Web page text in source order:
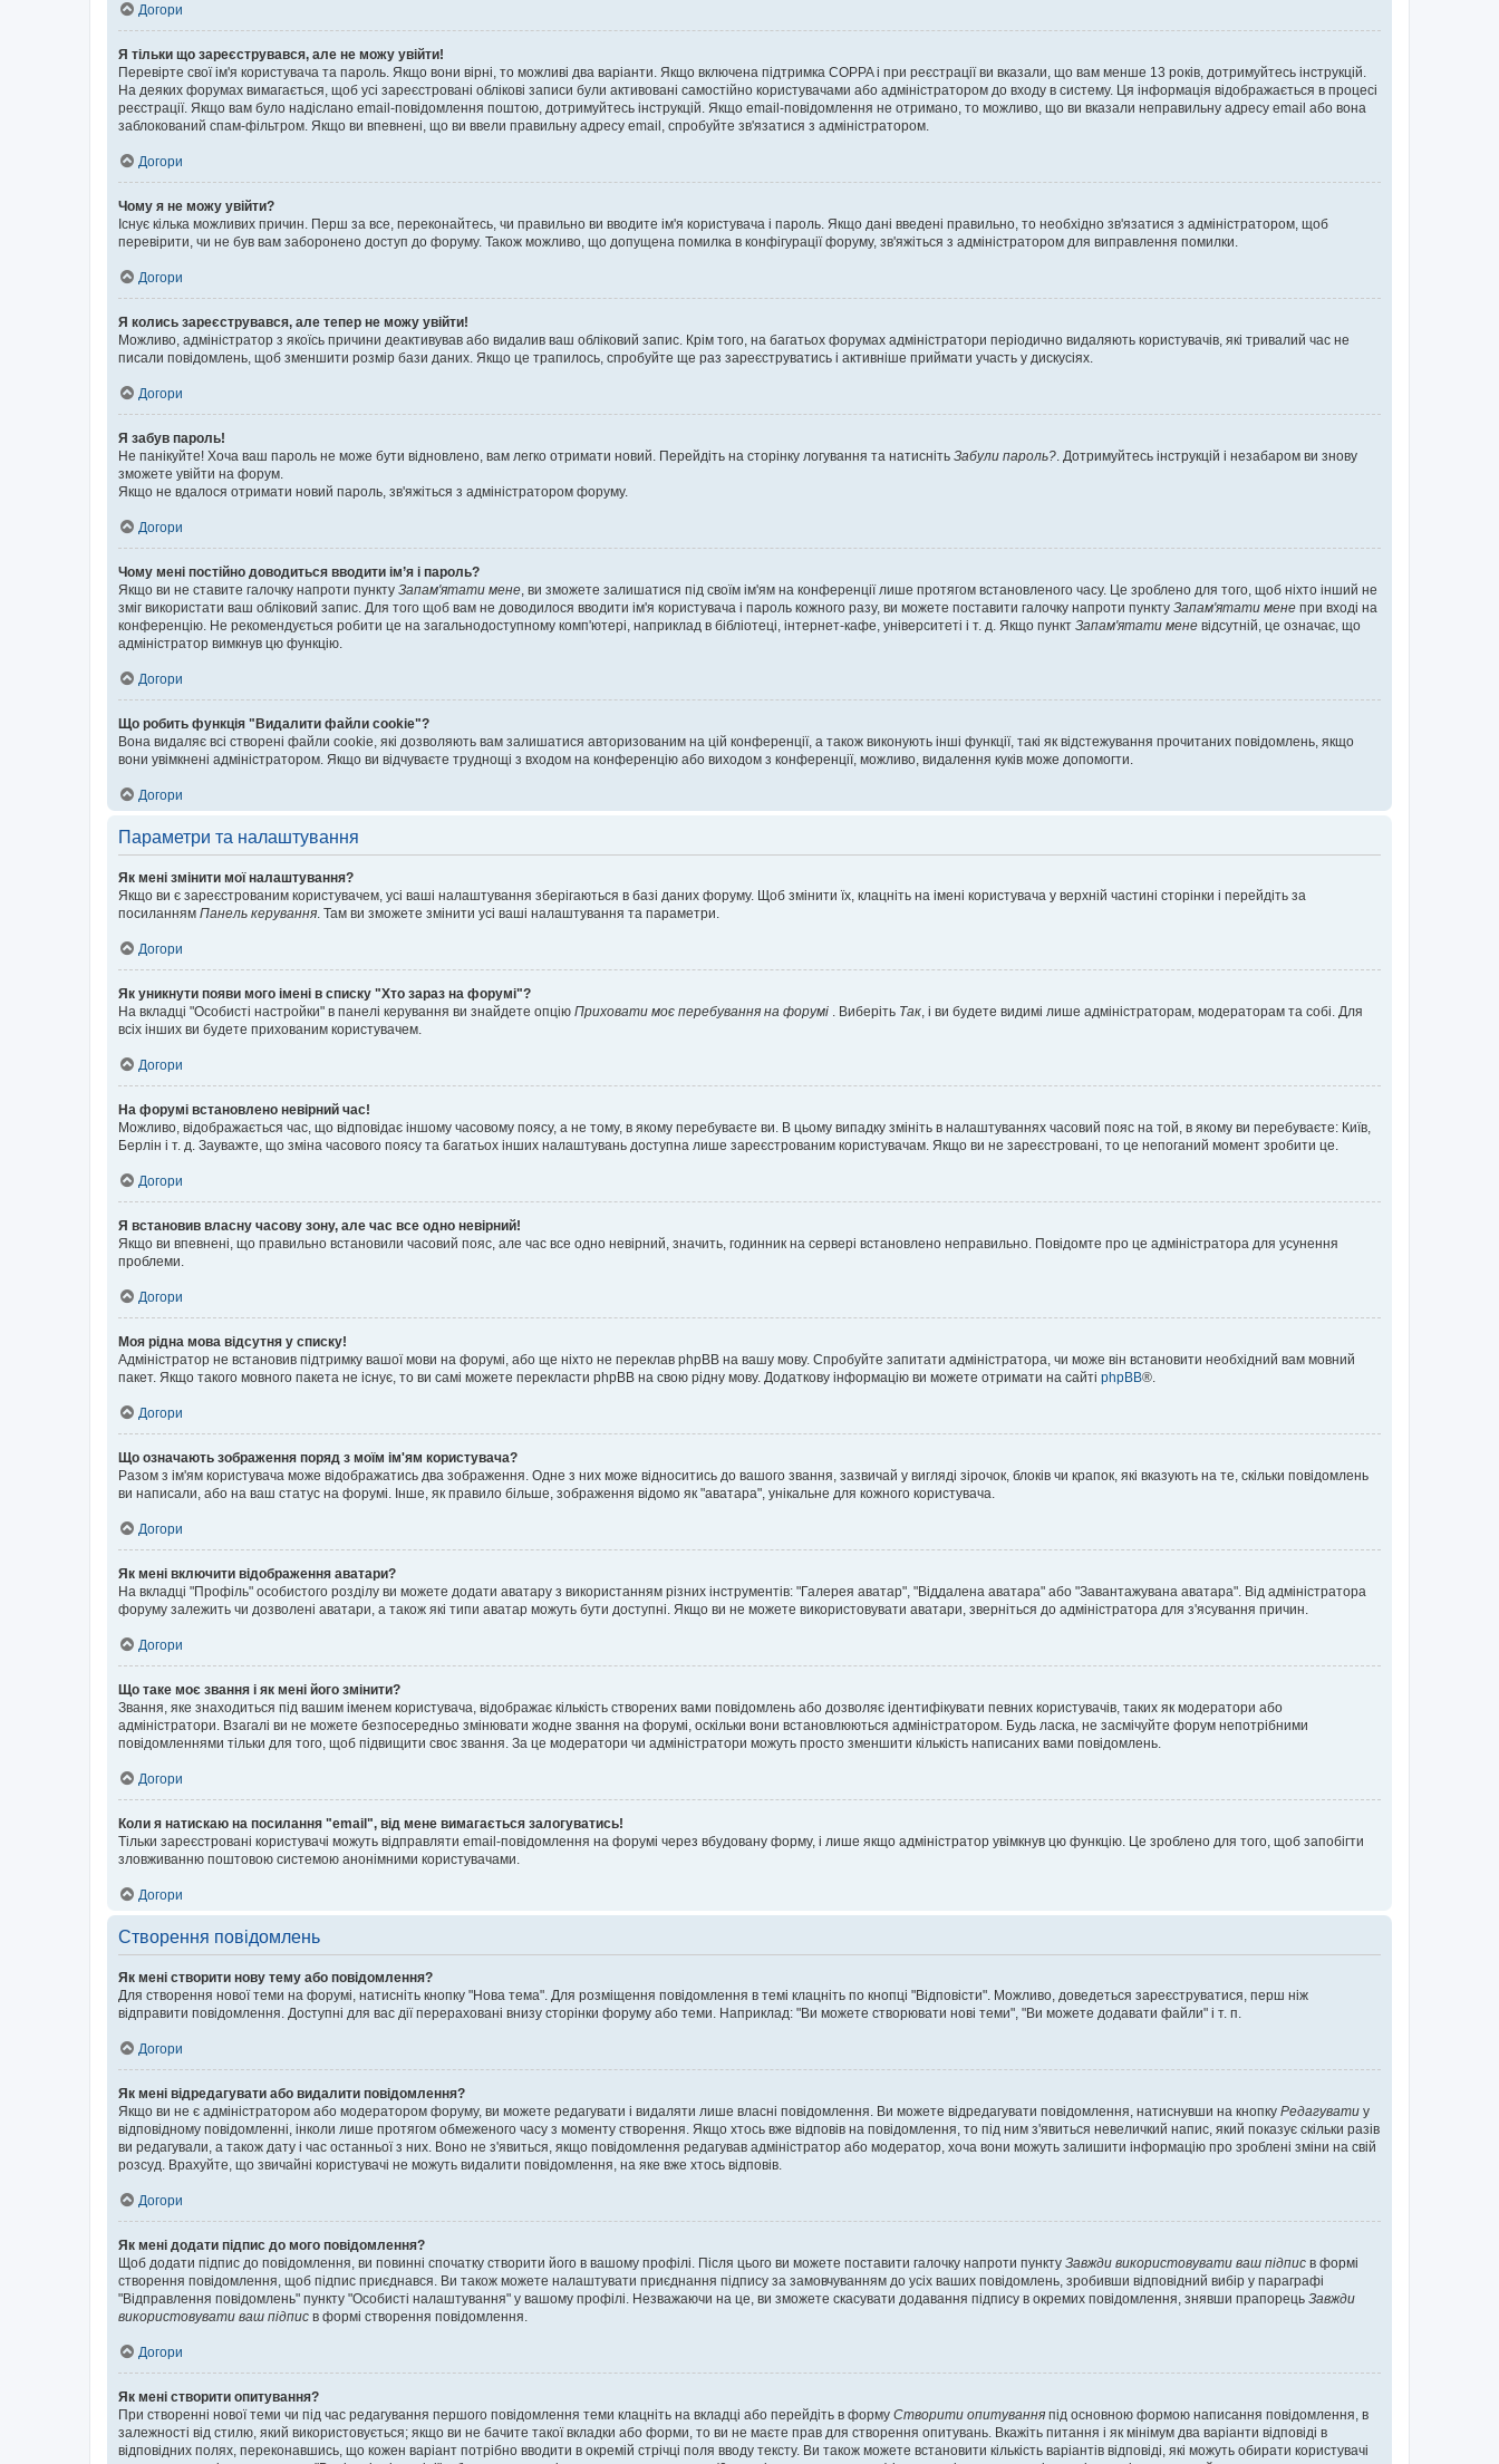
Догори
Я тільки що зареєструвався, але не можу увійти!
Перевірте свої ім'я користувача та пароль. Якщо вони вірні, то можливі два варіанти. Якщо включена підтримка COPPA і при реєстрації ви вказали, що вам менше 13 років, дотримуйтесь інструкцій.
На деяких форумах вимагається, щоб усі зареєстровані облікові записи були активовані самостійно користувачами або адміністратором до входу в систему. Ця інформація відображається в процесі
реєстрації. Якщо вам було надіслано email-повідомлення поштою, дотримуйтесь інструкцій. Якщо email-повідомлення не отримано, то можливо, що ви вказали неправильну адресу email або вона
заблокований спам-фільтром. Якщо ви впевнені, що ви ввели правильну адресу email, спробуйте зв'язатися з адміністратором.
Догори
Чому я не можу увійти?
Існує кілька можливих причин. Перш за все, переконайтесь, чи правильно ви вводите ім'я користувача і пароль. Якщо дані введені правильно, то необхідно зв'язатися з адміністратором, щоб
перевірити, чи не був вам заборонено доступ до форуму. Також можливо, що допущена помилка в конфігурації форуму, зв'яжіться з адміністратором для виправлення помилки.
Догори
Я колись зареєструвався, але тепер не можу увійти!
Можливо, адміністратор з якоїсь причини деактивував або видалив ваш обліковий запис. Крім того, на багатьох форумах адміністратори періодично видаляють користувачів, які тривалий час не
писали повідомлень, щоб зменшити розмір бази даних. Якщо це трапилось, спробуйте ще раз зареєструватись і активніше приймати участь у дискусіях.
Догори
Я забув пароль!
Не панікуйте! Хоча ваш пароль не може бути відновлено, вам легко отримати новий. Перейдіть на сторінку логування та натисніть Забули пароль? . Дотримуйтесь інструкцій і незабаром ви знову
зможете увійти на форум.
Якщо не вдалося отримати новий пароль, зв'яжіться з адміністратором форуму.
Догори
Чому мені постійно доводиться вводити ім’я і пароль?
Якщо ви не ставите галочку напроти пункту Запам'ятати мене , ви зможете залишатися під своїм ім'ям на конференції лише протягом встановленого часу. Це зроблено для того, щоб ніхто інший не
зміг використати ваш обліковий запис. Для того щоб вам не доводилося вводити ім'я користувача і пароль кожного разу, ви можете поставити галочку напроти пункту Запам'ятати мене при вході на
конференцію. Не рекомендується робити це на загальнодоступному комп'ютері, наприклад в бібліотеці, інтернет-кафе, університеті і т. д. Якщо пункт Запам'ятати мене відсутній, це означає, що
адміністратор вимкнув цю функцію.
Догори
Що робить функція "Видалити файли cookie"?
Вона видаляє всі створені файли cookie, які дозволяють вам залишатися авторизованим на цій конференції, а також виконують інші функції, такі як відстежування прочитаних повідомлень, якщо
вони увімкнені адміністратором. Якщо ви відчуваєте труднощі з входом на конференцію або виходом з конференції, можливо, видалення куків може допомогти.
Догори
Параметри та налаштування
Як мені змінити мої налаштування?
Якщо ви є зареєстрованим користувачем, усі ваші налаштування зберігаються в базі даних форуму. Щоб змінити їх, клацніть на імені користувача у верхній частині сторінки і перейдіть за
посиланням Панель керування . Там ви зможете змінити усі ваші налаштування та параметри.
Догори
Як уникнути появи мого імені в списку "Хто зараз на форумі"?
На вкладці "Особисті настройки" в панелі керування ви знайдете опцію Приховати моє перебування на форумі . Виберіть Так , і ви будете видимі лише адміністраторам, модераторам та собі. Для
всіх інших ви будете прихованим користувачем.
Догори
На форумі встановлено невірний час!
Можливо, відображається час, що відповідає іншому часовому поясу, а не тому, в якому перебуваєте ви. В цьому випадку змініть в налаштуваннях часовий пояс на той, в якому ви перебуваєте: Київ,
Берлін і т. д. Зауважте, що зміна часового поясу та багатьох інших налаштувань доступна лише зареєстрованим користувачам. Якщо ви не зареєстровані, то це непоганий момент зробити це.
Догори
Я встановив власну часову зону, але час все одно невірний!
Якщо ви впевнені, що правильно встановили часовий пояс, але час все одно невірний, значить, годинник на сервері встановлено неправильно. Повідомте про це адміністратора для усунення
проблеми.
Догори
Моя рідна мова відсутня у списку!
Адміністратор не встановив підтримку вашої мови на форумі, або ще ніхто не переклав phpBB на вашу мову. Спробуйте запитати адміністратора, чи може він встановити необхідний вам мовний
пакет. Якщо такого мовного пакета не існує, то ви самі можете перекласти phpBB на свою рідну мову. Додаткову інформацію ви можете отримати на сайті phpBB®.
Догори
Що означають зображення поряд з моїм ім'ям користувача?
Разом з ім'ям користувача може відображатись два зображення. Одне з них може відноситись до вашого звання, зазвичай у вигляді зірочок, блоків чи крапок, які вказують на те, скільки повідомлень
ви написали, або на ваш статус на форумі. Інше, як правило більше, зображення відомо як "аватара", унікальне для кожного користувача.
Догори
Як мені включити відображення аватари?
На вкладці "Профіль" особистого розділу ви можете додати аватару з використанням різних інструментів: "Галерея аватар", "Віддалена аватара" або "Завантажувана аватара". Від адміністратора
форуму залежить чи дозволені аватари, а також які типи аватар можуть бути доступні. Якщо ви не можете використовувати аватари, зверніться до адміністратора для з'ясування причин.
Догори
Що таке моє звання і як мені його змінити?
Звання, яке знаходиться під вашим іменем користувача, відображає кількість створених вами повідомлень або дозволяє ідентифікувати певних користувачів, таких як модератори або
адміністратори. Взагалі ви не можете безпосередньо змінювати жодне звання на форумі, оскільки вони встановлюються адміністратором. Будь ласка, не засмічуйте форум непотрібними
повідомленнями тільки для того, щоб підвищити своє звання. За це модератори чи адміністратори можуть просто зменшити кількість написаних вами повідомлень.
Догори
Коли я натискаю на посилання "email", від мене вимагається залогуватись!
Тільки зареєстровані користувачі можуть відправляти email-повідомлення на форумі через вбудовану форму, і лише якщо адміністратор увімкнув цю функцію. Це зроблено для того, щоб запобігти
зловживанню поштовою системою анонімними користувачами.
Догори
Створення повідомлень
Як мені створити нову тему або повідомлення?
Для створення нової теми на форумі, натисніть кнопку "Нова тема". Для розміщення повідомлення в темі клацніть по кнопці "Відповісти". Можливо, доведеться зареєструватися, перш ніж
відправити повідомлення. Доступні для вас дії перераховані внизу сторінки форуму або теми. Наприклад: "Ви можете створювати нові теми", "Ви можете додавати файли" і т. п.
Догори
Як мені відредагувати або видалити повідомлення?
Якщо ви не є адміністратором або модератором форуму, ви можете редагувати і видаляти лише власні повідомлення. Ви можете відредагувати повідомлення, натиснувши на кнопку Редагувати у
відповідному повідомленні, інколи лише протягом обмеженого часу з моменту створення. Якщо хтось вже відповів на повідомлення, то під ним з'явиться невеличкий напис, який показує скільки разів
ви редагували, а також дату і час останньої з них. Воно не з'явиться, якщо повідомлення редагував адміністратор або модератор, хоча вони можуть залишити інформацію про зроблені зміни на свій
розсуд. Врахуйте, що звичайні користувачі не можуть видалити повідомлення, на яке вже хтось відповів.
Догори
Як мені додати підпис до мого повідомлення?
Щоб додати підпис до повідомлення, ви повинні спочатку створити його в вашому профілі. Після цього ви можете поставити галочку напроти пункту Завжди використовувати ваш підпис в формі
створення повідомлення, щоб підпис приєднався. Ви також можете налаштувати приєднання підпису за замовчуванням до усіх ваших повідомлень, зробивши відповідний вибір у параграфі
"Відправлення повідомлень" пункту "Особисті налаштування" у вашому профілі. Незважаючи на це, ви зможете скасувати додавання підпису в окремих повідомлення, знявши прапорець Завжди
використовувати ваш підпис в формі створення повідомлення.
Догори
Як мені створити опитування?
При створенні нової теми чи під час редагування першого повідомлення теми клацніть на вкладці або перейдіть в форму Створити опитування під основною формою написання повідомлення, в
залежності від стилю, який використовується; якщо ви не бачите такої вкладки або форми, то ви не маєте прав для створення опитувань. Вкажіть питання і як мінімум два варіанти відповіді в
відповідних полях, переконавшись, що кожен варіант потрібно вводити в окремій стрічці поля вводу тексту. Ви також можете встановити кількість варіантів відповіді, які можуть обирати користувачі